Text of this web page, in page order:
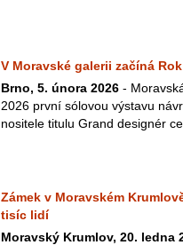
V Moravské galerii začíná
Brno, 5. února 2026 -
2026 první sólovou výstavu
nositele titulu Grand designér
Zámek v Moravském
tisíc lidí
Moravský Krumlov, 20. ledna